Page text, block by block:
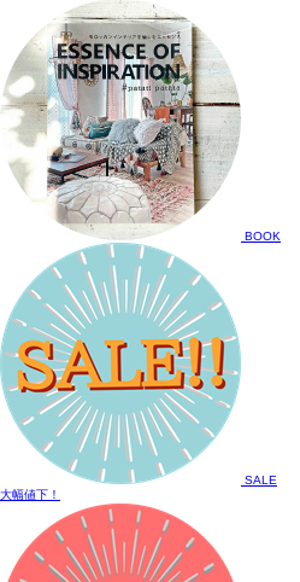
BOOK
SALE
大幅値下！